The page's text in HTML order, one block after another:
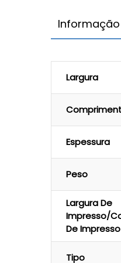
Largura
Espessura
Peso
Largura De
Impresso/
De Impresso
Tipo